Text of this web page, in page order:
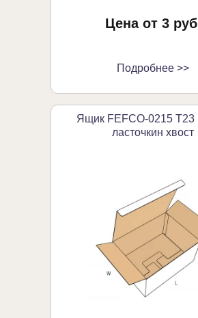
Цена от 3
Подробнее >>
Ящик FEFCO-0215 Т23
ласточкин хвост